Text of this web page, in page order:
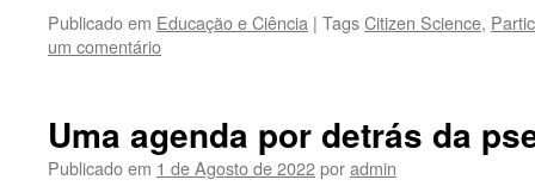
Publicado em Educação e Ciência | TagsCitizen Science,
um comentário
Uma agenda por detrás da
Publicado em 1 de Agosto de 2022poradmin